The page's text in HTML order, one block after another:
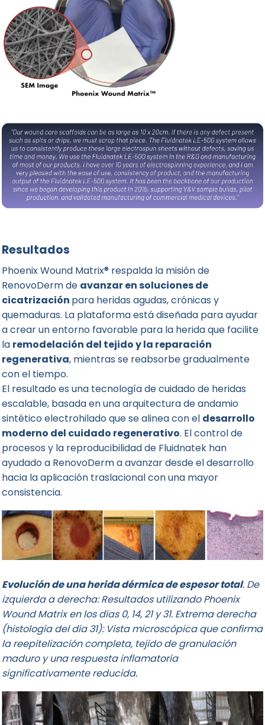
Resultados
Phoenix Wound Matrix® respalda la misión de
RenovoDerm de avanzar en soluciones de
cicatrización para heridas agudas, crónicas y
quemaduras. La plataforma está diseñada para ayudar
a crear un entorno favorable para la herida que facilite
la remodelación del tejido y la reparación
regenerativa, mientras se reabsorbe gradualmente
con el tiempo.
El resultado es una tecnología de cuidado de heridas
escalable, basada en una arquitectura de andamio
sintético electrohilado que se alinea con el desarrollo
moderno del cuidado regenerativo. El control de
procesos y la reproducibilidad de Fluidnatek han
ayudado a RenovoDerm a avanzar desde el desarrollo
hacia la aplicación traslacional con una mayor
consistencia.
Evolución de una herida dérmica de espesor total. De
izquierda a derecha: Resultados utilizando Phoenix
Wound Matrix en los días 0, 14, 21 y 31. Extrema derecha
(histología del día 31): Vista microscópica que confirma
la reepitelización completa, tejido de granulación
maduro y una respuesta inflamatoria
significativamente reducida.